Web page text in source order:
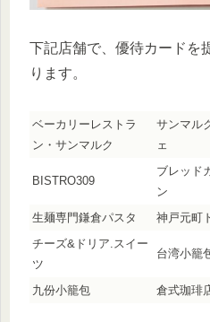
下記店舗で、優待カードを
ります。
ベーカリーレストラ
ン・サンマルク
サンマル
ェ
BISTRO309
ブレッド
ン
生麺専門鎌倉パスタ 神戸元町
チーズ&ドリア.スイー
ツ
台湾小籠
九份小籠包 倉式珈琲